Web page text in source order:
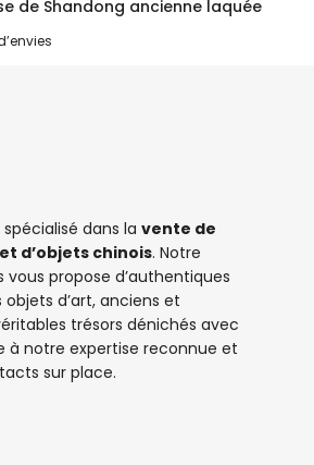
de Shandong ancienne laquée
dans la vente de
d’objets chinois. Notre
vous propose d’authentiques
objets d’art, anciens et
trésors dénichés avec
à notre expertise reconnue et
sur place.